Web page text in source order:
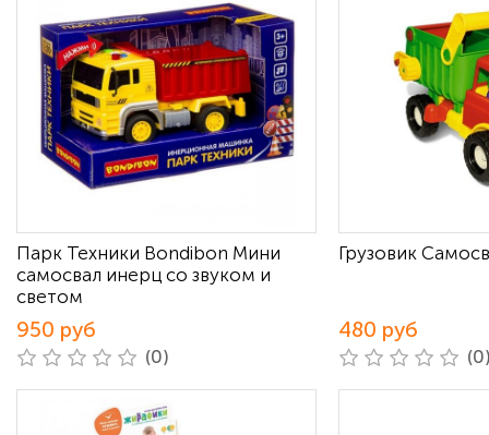
Парк Техники Bondibon Мини
самосвал инерц со звуком и
светом
950 руб
(0)
Грузовик
480 руб